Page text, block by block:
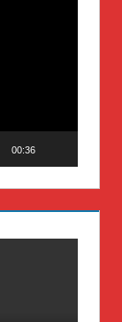
00:36